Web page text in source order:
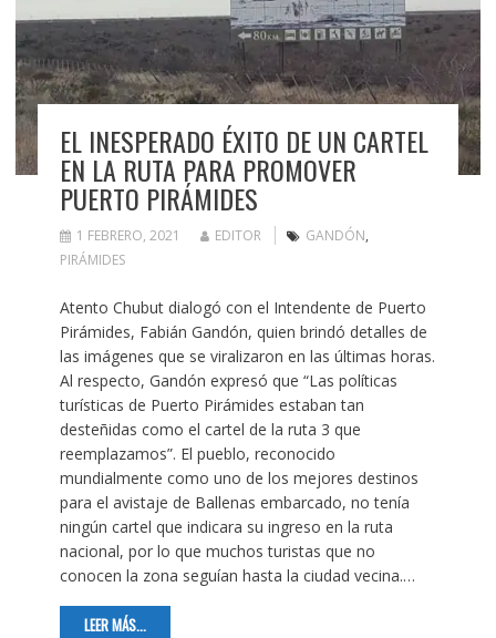
EL INESPERADO ÉXITO DE UN CARTEL
EN LA RUTA PARA PROMOVER
PUERTO PIRÁMIDES
1 FEBRERO, 2021 EDITOR GANDÓN,
PIRÁMIDES
Atento Chubut dialogó con el Intendente de Puerto
Pirámides, Fabián Gandón, quien brindó detalles de
las imágenes que se viralizaron en las últimas horas.
Al respecto, Gandón expresó que “Las políticas
turísticas de Puerto Pirámides estaban tan
desteñidas como el cartel de la ruta 3 que
reemplazamos”. El pueblo, reconocido
mundialmente como uno de los mejores destinos
para el avistaje de Ballenas embarcado, no tenía
ningún cartel que indicara su ingreso en la ruta
nacional, por lo que muchos turistas que no
conocen la zona seguían hasta la ciudad vecina.…
LEER MÁS...